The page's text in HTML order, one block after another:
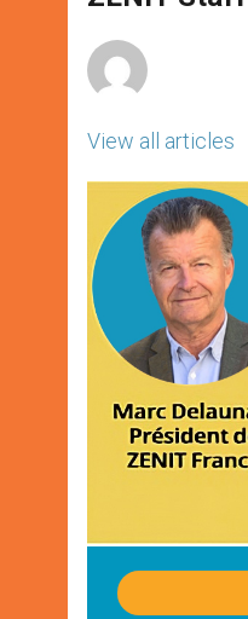
p e k
View all articles